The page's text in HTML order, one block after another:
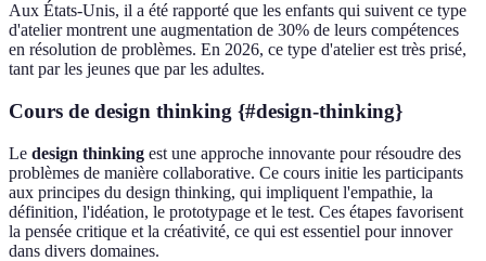
Aux États-Unis, il a été rapporté que les enfants qui suivent ce type
d'atelier montrent une augmentation de 30% de leurs compétences
en résolution de problèmes. En 2026, ce type d'atelier est très prisé,
tant par les jeunes que par les adultes.
Cours de design thinking {#design-thinking}
Le design thinking est une approche innovante pour résoudre des
problèmes de manière collaborative. Ce cours initie les participants
aux principes du design thinking, qui impliquent l'empathie, la
définition, l'idéation, le prototypage et le test. Ces étapes favorisent
la pensée critique et la créativité, ce qui est essentiel pour innover
dans divers domaines.